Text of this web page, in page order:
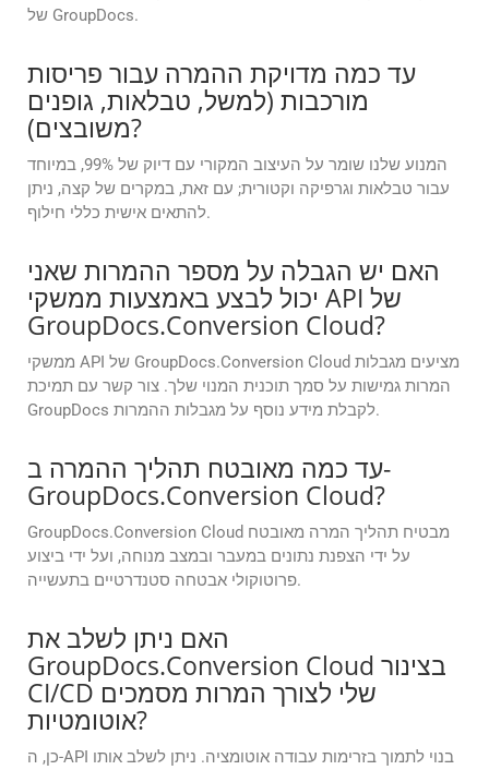
של GroupDocs.
עד כמה מדויקת ההמרה עבור פריסות
מורכבות (למשל, טבלאות, גופנים
משובצים)?
המנוע שלנו שומר על העיצוב המקורי עם דיוק של 99%, במיוחד
עבור טבלאות וגרפיקה וקטורית; עם זאת, במקרים של קצה, ניתן
להתאים אישית כללי חילוף.
האם יש הגבלה על מספר ההמרות שאני
יכול לבצע באמצעות ממשקי API של
GroupDocs.Conversion Cloud?
ממשקי API של GroupDocs.Conversion Cloud מציעים מגבלות
המרות גמישות על סמך תוכנית המנוי שלך. צור קשר עם תמיכת
GroupDocs לקבלת מידע נוסף על מגבלות ההמרות.
עד כמה מאובטח תהליך ההמרה ב-
GroupDocs.Conversion Cloud?
GroupDocs.Conversion Cloud מבטיח תהליך המרה מאובטח
על ידי הצפנת נתונים במעבר ובמצב מנוחה, ועל ידי ביצוע
פרוטוקולי אבטחה סטנדרטיים בתעשייה.
האם ניתן לשלב את
GroupDocs.Conversion Cloud בצינור
CI/CD שלי לצורך המרות מסמכים
אוטומטיות?
כן, ה-API בנוי לתמוך בזרימות עבודה אוטומציה. ניתן לשלב אותו